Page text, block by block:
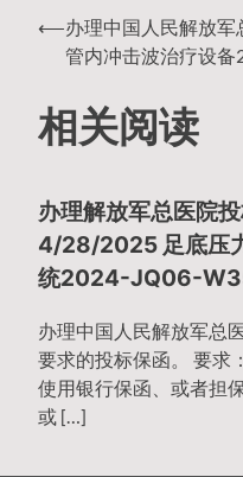
文
章
导
航
⟵办理中国人民解放
管内冲击波治疗设
相关阅读
办理解放军总医院
4/28/2025 足底压
统2024-JQ06-
办理中国人民解放军总
要求的投标保函。 要求
使用银行保函、或者担
或 […]